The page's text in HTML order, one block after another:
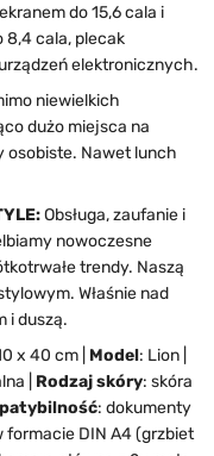
do 15,6 cala i
8,4 cala, plecak
elektronicznych.
niewielkich
dużo miejsca na
osobiste. Nawet lunch
Obsługa, zaufanie i
nowoczesne
trendy. Naszą
Właśnie nad
i duszą.
x 40 cm | Model: Lion |
| Rodzaj skóry: skóra
: dokumenty
formacie DIN A4 (grzbiet